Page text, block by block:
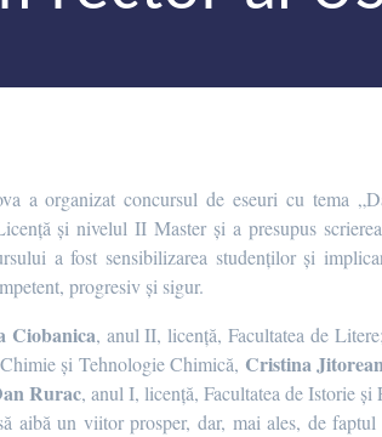
a organizat concursul de eseuri cu tema
și nivelul II Master și a presupus
a fost sensibilizarea studenților și
progresiv și sigur.
Ciobanica, anul II, licență, Facultatea de
și Tehnologie Chimică, Cristina
Rurac, anul I, licență, Facultatea de Istorie
un viitor prosper, dar, mai ales, de faptul